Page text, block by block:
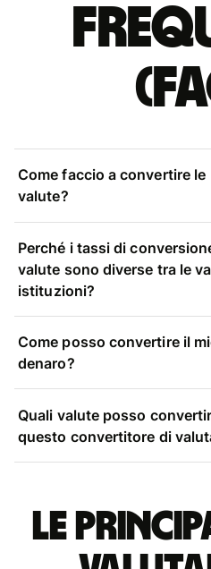
Come faccio a convertire le
valute?
Perché i tassi di
valute sono diverse tra le
istituzioni?
Come posso convertire il
denaro?
Quali valute posso
questo convertitore di
Le